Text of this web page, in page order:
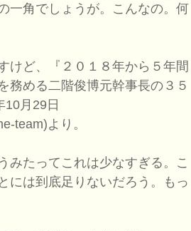
一角でしょうが。こんなの。何
けど、『２０１８年から５年間
務める二階俊博元幹事長の３５
10月29日
team)より。
たってこれは少なすぎる。こ
には到底足りないだろう。もっ